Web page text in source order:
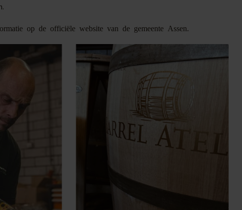
op de officiële website van de gemeente Assen.